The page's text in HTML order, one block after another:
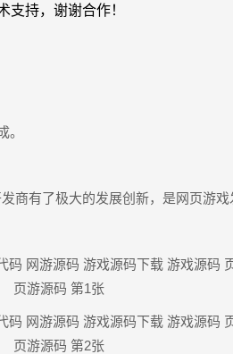
持，谢谢合作！
有了极大的发展创新，是网页游戏